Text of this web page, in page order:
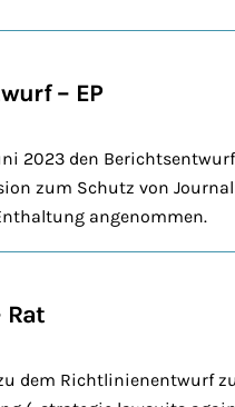
– EP
2023 den
zum Schutz von
angenommen.
Rat
dem Richtlinienentwurf